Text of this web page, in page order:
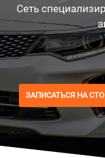
Сеть
ЗАПИСАТЬСЯ НА СТО